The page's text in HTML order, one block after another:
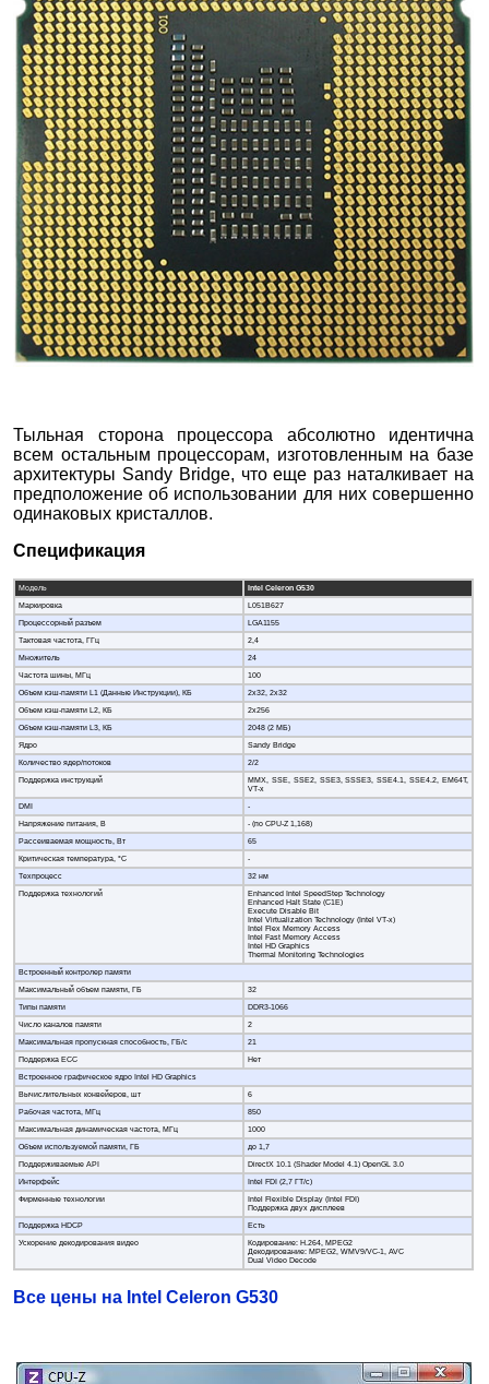
Тыльная сторона процессора абсолютно идентична
всем остальным процессорам, изготовленным на базе
архитектуры Sandy Bridge, что еще раз наталкивает на
предположение об использовании для них совершенно
одинаковых кристаллов.
Спецификация
Модель
Intel Celeron G530
Маркировка
L051B627
Процессорный разъем
LGA1155
Тактовая частота, ГГц
2,4
Множитель
24
Частота шины, МГц
100
Объем кэш-памяти L1 (Данные Инструкции), КБ
2x32, 2x32
Объем кэш-памяти L2, КБ
2x256
Объем кэш-памяти L3, КБ
2048 (2 МБ)
Ядро
Sandy Bridge
Количество ядер/потоков
2/2
Поддержка инструкций
MMX, SSE, SSE2, SSE3, SSSE3, SSE4.1, SSE4.2, EM64T,
VT-x
DMI
-
Напряжение питания, В
- (по CPU-Z 1,168)
Рассеиваемая мощность, Вт
65
Критическая температура, °C
-
Техпроцесс
32 нм
Поддержка технологий
Enhanced Intel SpeedStep Technology
Enhanced Halt State (C1E)
Execute Disable Bit
Intel Virtualization Technology (Intel VT-x)
Intel Flex Memory Access
Intel Fast Memory Access
Intel HD Graphics
Thermal Monitoring Technologies
Встроенный контролер памяти
Максимальный объем памяти, ГБ
32
Типы памяти
DDR3-1066
Число каналов памяти
2
Максимальная пропускная способность, ГБ/c
21
Поддержка ECC
Нет
Встроенное графическое ядро Intel HD Graphics
Вычислительных конвейеров, шт
6
Рабочая частота, МГц
850
Максимальная динамическая частота, МГц
1000
Объем используемой памяти, ГБ
до 1,7
Поддерживаемые API
DirectX 10.1 (Shader Model 4.1) OpenGL 3.0
Интерфейс
Intel FDI (2,7 ГТ/с)
Фирменные технологии
Intel Flexible Display (Intel FDI)
Поддержка двух дисплеев
Поддержка HDCP
Есть
Ускорение декодирования видео
Кодирование: H.264, MPEG2
Декодирование: MPEG2, WMV9/VC-1, AVC
Dual Video Decode
Все цены на Intel Celeron G530